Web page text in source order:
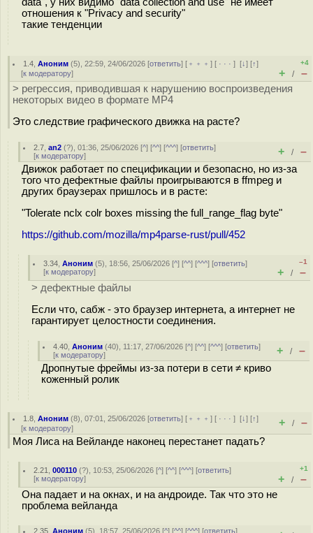
отношения к "Privacy and security"
такие тенденции
1.4 ,Аноним (5), 22:59, 24/06/2026 [ответить] [ ﹢﹢﹢] [ · · ·][↓] [↑]
[к модератору]
+4
+ / –
> регрессия, приводившая к нарушению воспроизведения
некоторых видео в формате MP4
Это следствие графического движка на расте?
2.7 ,an2 (?), 01:36, 25/06/2026 [^] [^^] [^^^] [ответить]
[к модератору] + / –
Движок работает по спецификации и безопасно, но из-за
того что дефектные файлы проигрываются в ffmpeg и
других браузерах пришлось и в расте:
"Tolerate nclx colr boxes missing the full_range_flag byte"
https://github.com/mozilla/mp4parse-rust/pull/452
3.34 ,Аноним (5), 18:56, 25/06/2026 [^] [^^] [^^^] [ответить]
[к модератору]
–1
+ / –
> дефектные файлы
Если что, сабж - это браузер интернета, а интернет не
гарантирует целостности соединения.
4.40 ,Аноним (40), 11:17, 27/06/2026 [^] [^^] [^^^] [ответить]
[к модератору] + / –
Дропнутые фреймы из-за потери в сети ≠ криво
коженный ролик
1.8 ,Аноним (8), 07:01, 25/06/2026 [ответить] [ ﹢﹢﹢] [ · · ·][↓] [↑]
[к модератору] + / –
Моя Лиса на Вейланде наконец перестанет падать?
2.21 ,000110 (?), 10:53, 25/06/2026 [^] [^^] [^^^] [ответить]
[к модератору]
+1
+ / –
Она падает и на окнах, и на андроиде. Так что это не
проблема вейланда
2.35 ,Аноним (5), 18:57, 25/06/2026 [^] [^^] [^^^] [ответить]